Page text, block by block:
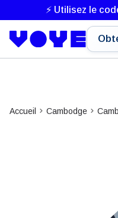
⚡ Utilisez le
Accueil Cambodge